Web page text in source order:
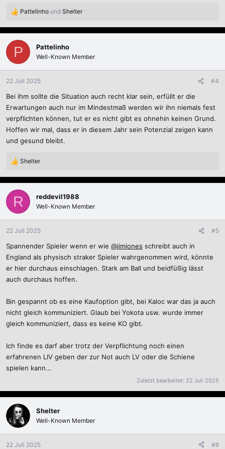
R
a
k
i
o
n
n
:
Pattelinho und Shelter
P Pattelinho
Well-Known Member
22 Juli 2025 #4
Bei ihm sollte die Situation auch recht klar sein, erfüllt er die
Erwartungen auch nur im Mindestmaß werden wir ihn niemals fest
verpflichten können, tut er es nicht gibt es ohnehin keinen Grund.
Hoffen wir mal, dass er in diesem Jahr sein Potenzial zeigen kann
und gesund bleibt.
R
a
k
i
o
n
n
:
Shelter
R reddevil1988
Well-Known Member
22 Juli 2025 #5
Spannender Spieler wenn er wie @jimjones schreibt auch in
England als physisch straker Spieler wahrgenommen wird, könnte
er hier durchaus einschlagen. Stark am Ball und beidfüßig lässt
auch durchaus hoffen.
Bin gespannt ob es eine Kaufoption gibt, bei Kaloc war das ja auch
nicht gleich kommuniziert. Glaub bei Yokota usw. wurde immer
gleich kommuniziert, dass es keine KO gibt.
Ich finde es darf aber trotz der Verpflichtung noch einen
erfahrenen LIV geben der zur Not auch LV oder die Schiene
spielen kann...
Zuletzt bearbeitet: 22 Juli 2025
Shelter
Well-Known Member
22 Juli 2025 #6